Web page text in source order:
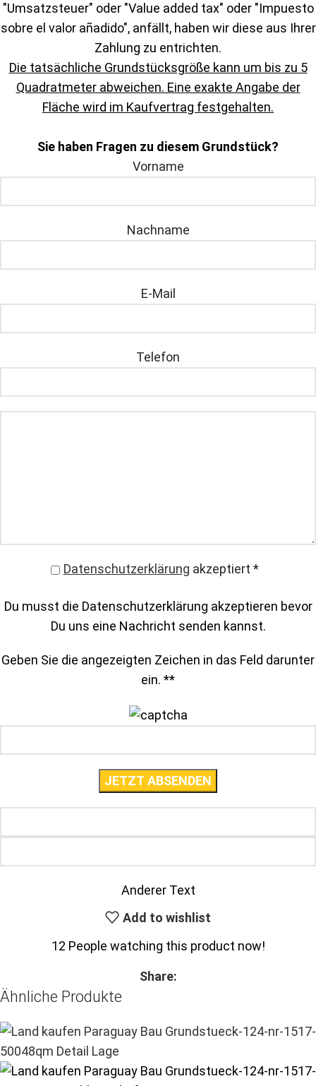
"Umsatzsteuer" oder "Value added tax" oder "Impuesto
sobre el valor añadido", anfällt, haben wir diese aus Ihrer
Zahlung zu entrichten.
Die tatsächliche Grundstücksgröße kann um bis zu 5
Quadratmeter abweichen. Eine exakte Angabe der
Fläche wird im Kaufvertrag festgehalten.
Sie haben Fragen zu diesem Grundstück?
Vorname
Nachname
E-Mail
Telefon
Datenschutzerklärung akzeptiert *
Du musst die Datenschutzerklärung akzeptieren bevor
Du uns eine Nachricht senden kannst.
Geben Sie die angezeigten Zeichen in das Feld darunter
ein. **
Anderer Text
Add to wishlist
12 People watching this product now!
Share:
Ähnliche Produkte